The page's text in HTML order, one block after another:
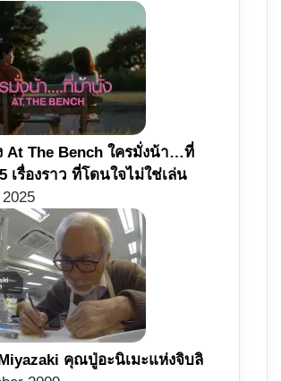
At The Bench ใครมั่งน้า…ที่
เรื่องราว ที่โดนใจไม่ใช่เล่น
คุณปู่อะนิเมะแห่งจิบลิ